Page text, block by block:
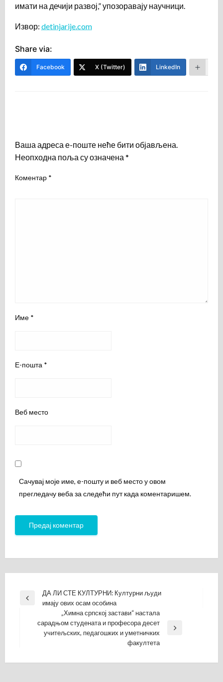
имати на дечији развој,” упозоравају научници.
Извор: detinjarije.com
Share via:
Facebook X (Twitter) LinkedIn
Ваша адреса е-поште неће бити објављена.
Неопходна поља су означена *
Коментар *
Име *
Е-пошта *
Веб место
Сачувај моје име, е-пошту и веб место у овом
прегледачу веба за следећи пут када коментаришем.
Кретање
чланка
Previous
ДА ЛИ СТЕ КУЛТУРНИ: Културни људи
имају ових осам особина
„Химна српској застави“ настала
сарадњом студената и професора десет
учитељских, педагошких и уметничких
факултета